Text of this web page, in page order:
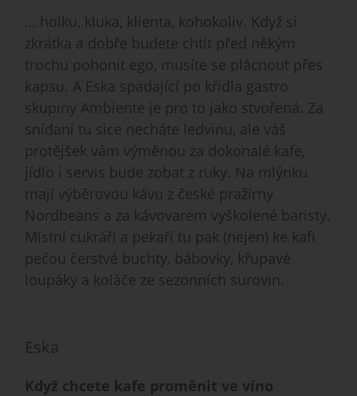
… holku, kluka, klienta, kohokoliv. Když si
zkrátka a dobře budete chtít před někým
trochu pohonit ego, musíte se plácnout přes
kapsu. A Eska spadající po křídla gastro
skupiny Ambiente je pro to jako stvořená. Za
snídani tu sice necháte ledvinu, ale váš
protějšek vám výměnou za dokonalé kafe,
jídlo i servis bude zobat z ruky. Na mlýnku
mají výběrovou kávu z české pražírny
Nordbeans a za kávovarem vyškolené baristy.
Místní cukráři a pekaři tu pak (nejen) ke kafi
pečou čerstvé buchty, bábovky, křupavé
loupáky a koláče ze sezonních surovin.
Eska
Když chcete kafe proměnit ve víno